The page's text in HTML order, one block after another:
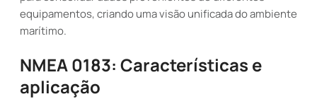
equipamentos, criando uma visão unificada do ambiente
marítimo.
NMEA 0183: Características e
aplicação